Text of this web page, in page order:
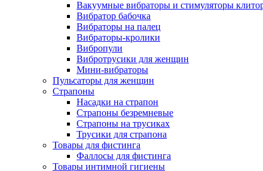
Вакуумные вибраторы и стимуляторы
Вибратор бабочка
Вибраторы на палец
Вибраторы-кролики
Вибропули
Вибротрусики для женщин
Мини-вибраторы
Пульсаторы для женщин
Страпоны
Насадки на страпон
Страпоны безремневые
Страпоны на трусиках
Трусики для страпона
Товары для фистинга
Фаллосы для фистинга
Товары интимной гигиены